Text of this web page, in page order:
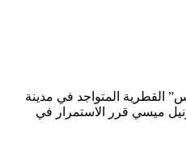
القطرية المتواجد في مدينة
ميسي قرر الاستمرار في